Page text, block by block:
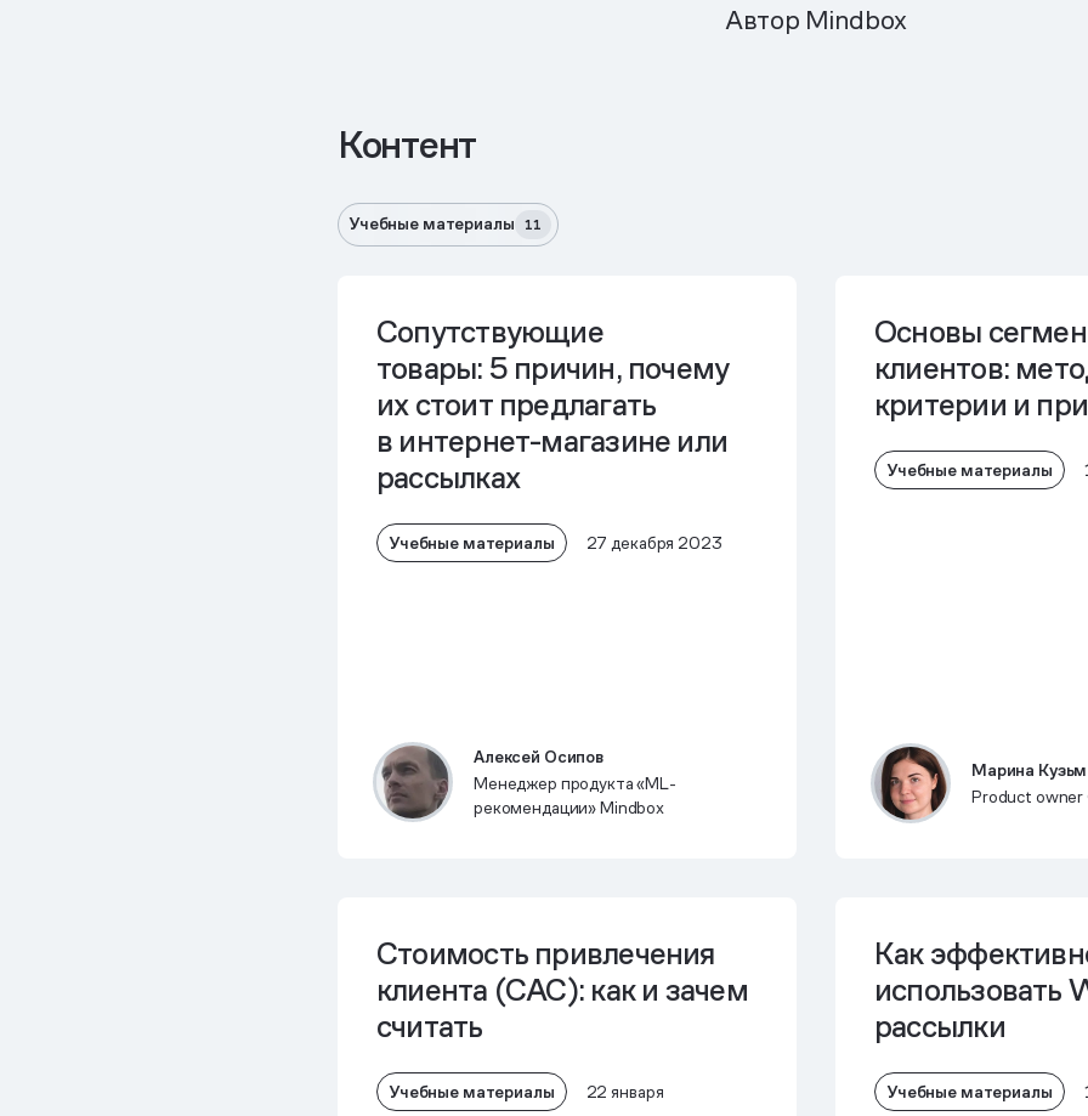
Автор Mindbox
Контент
Учебные материалы 11
Сопутствующие
товары: 5 причин, почему
их стоит предлагать
в интернет-магазине или
рассылках
Учебные материалы 27 декабря 2023
Алексей Осипов
Менеджер продукта «ML-
рекомендации» Mindbox
Основы
клиентов:
критерии и
Учебные материалы
Марина
Product owner
Стоимость привлечения
клиента (CAC): как и зачем
считать
Учебные материалы 22 января
Как
использовать
рассылки
Учебные материалы